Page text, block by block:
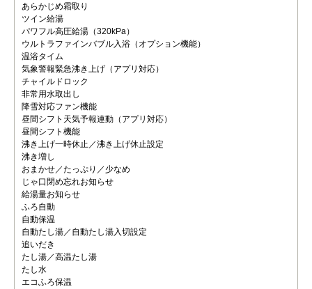
あらかじめ霜取り
ツイン給湯
パワフル高圧給湯（320kPa）
ウルトラファインバブル入浴（オプション機能）
温浴タイム
気象警報緊急沸き上げ（アプリ対応）
チャイルドロック
非常用水取出し
降雪対応ファン機能
昼間シフト天気予報連動（アプリ対応）
昼間シフト機能
沸き上げ一時休止／沸き上げ休止設定
沸き増し
おまかせ／たっぷり／少なめ
じゃ口閉め忘れお知らせ
給湯量お知らせ
ふろ自動
自動保温
自動たし湯／自動たし湯入切設定
追いだき
たし湯／高温たし湯
たし水
エコふろ保温